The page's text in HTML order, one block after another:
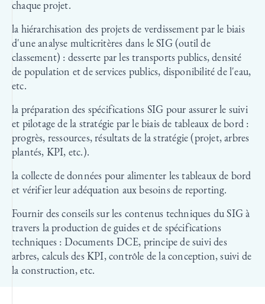
chaque projet.
la hiérarchisation des projets de verdissement par le biais
d'une analyse multicritères dans le SIG (outil de
classement) : desserte par les transports publics, densité
de population et de services publics, disponibilité de l'eau,
etc.
la préparation des spécifications SIG pour assurer le suivi
et pilotage de la stratégie par le biais de tableaux de bord :
progrès, ressources, résultats de la stratégie (projet, arbres
plantés, KPI, etc.).
la collecte de données pour alimenter les tableaux de bord
et vérifier leur adéquation aux besoins de reporting.
Fournir des conseils sur les contenus techniques du SIG à
travers la production de guides et de spécifications
techniques : Documents DCE, principe de suivi des
arbres, calculs des KPI, contrôle de la conception, suivi de
la construction, etc.